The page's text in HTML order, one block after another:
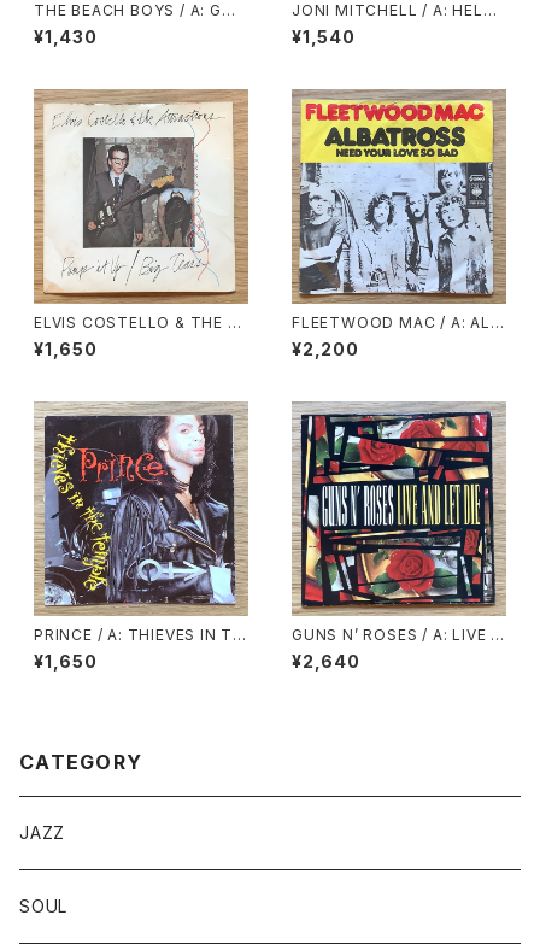
THE BEACH BOYS / A: GOO
D VIBRATIONS / B: LET’S G
O AWAY FOR AWHILE
¥1,430
JONI MITCHELL / A: HELP
ME / B: JUST LIKE THIS TR
AIN
¥1,540
ELVIS COSTELLO & THE A
TTRACTIONS / A: PUMP IT
UP / B: BIG TEARS
¥1,650
FLEETWOOD MAC / A: ALB
ATROSS / B: NEED YOUR L
OVE SO BAD
¥2,200
PRINCE / A: THIEVES IN TH
E TEMPLE / B: THIEVES IN
THE TEMPLE PERT Ⅱ
¥1,650
GUNS N’ ROSES / A: LIVE A
ND LET DIE ( LP VERSION )
/ B: LIVE AND LET DIE ( LIV
¥2,640
CATEGORY
JAZZ
SOUL